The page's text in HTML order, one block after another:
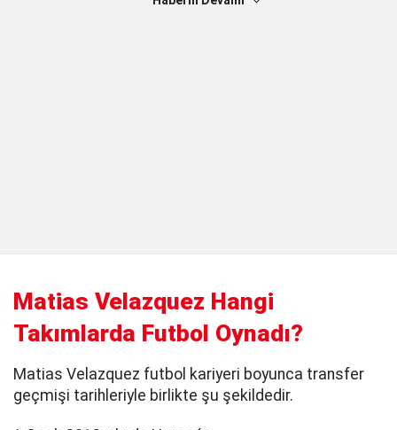
Matias Velazquez Hangi
Takımlarda Futbol Oynadı?
Matias Velazquez futbol kariyeri boyunca transfer
geçmişi tarihleriyle birlikte şu şekildedir.